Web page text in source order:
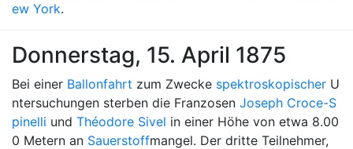
ew York.
Donnerstag, 15. April 1875
Bei einer Ballonfahrt zum Zwecke spektroskopischer U
ntersuchungen sterben die Franzosen Joseph Croce-S
pinelli und Théodore Sivel in einer Höhe von etwa 8.00
0 Metern an Sauerstoffmangel. Der dritte Teilnehmer,